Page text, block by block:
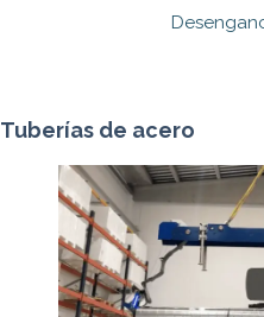
Tuberías de acero